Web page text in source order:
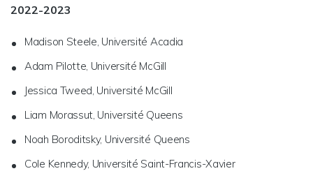
2022-2023
Madison Steele, Université Acadia
Adam Pilotte, Université McGill
Jessica Tweed, Université McGill
Liam Morassut, Université Queens
Noah Boroditsky, Université Queens
Cole Kennedy, Université Saint-Francis-Xavier